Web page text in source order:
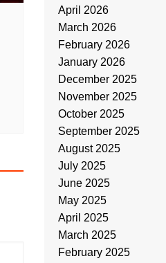
April 2026
March 2026
February 2026
January 2026
December 2025
November 2025
October 2025
September 2025
August 2025
July 2025
June 2025
May 2025
April 2025
March 2025
February 2025